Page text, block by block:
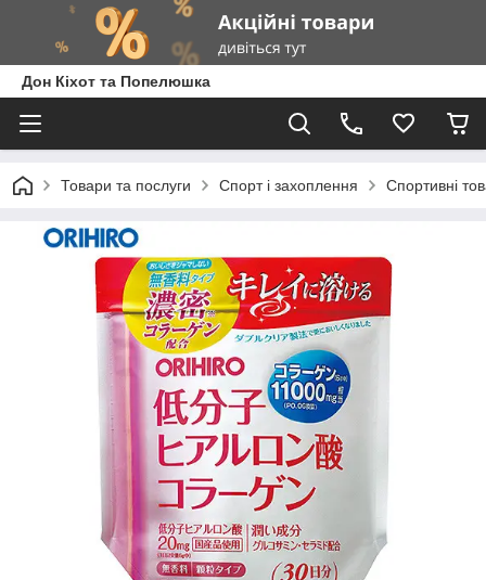
Дон Кіхот та Попелюшка
Товари та послуги Спорт і захоплення Спортивні